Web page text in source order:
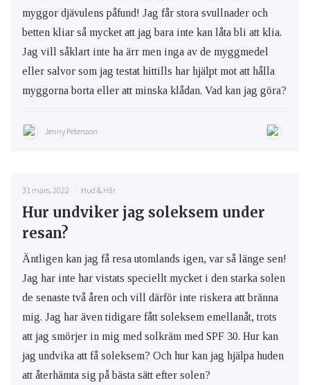
myggor djävulens påfund! Jag får stora svullnader och
betten kliar så mycket att jag bara inte kan låta bli att klia.
Jag vill såklart inte ha ärr men inga av de myggmedel
eller salvor som jag testat hittills har hjälpt mot att hålla
myggorna borta eller att minska klådan. Vad kan jag göra?
Jenny Petersson
31 mars, 2022 Hud & Hår
Hur undviker jag soleksem under
resan?
Äntligen kan jag få resa utomlands igen, var så länge sen!
Jag har inte har vistats speciellt mycket i den starka solen
de senaste två åren och vill därför inte riskera att bränna
mig. Jag har även tidigare fått soleksem emellanåt, trots
att jag smörjer in mig med solkräm med SPF 30. Hur kan
jag undvika att få soleksem? Och hur kan jag hjälpa huden
att återhämta sig på bästa sätt efter solen?